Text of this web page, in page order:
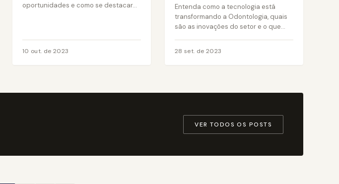
oportunidades e como se destacar...
10 out. de 2023
Entenda como a tecnologia está
transformando a Odontologia, quais
são as inovações do setor e o que...
28 set. de 2023
VER TODOS OS POSTS